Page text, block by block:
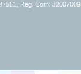
Reg. Com: